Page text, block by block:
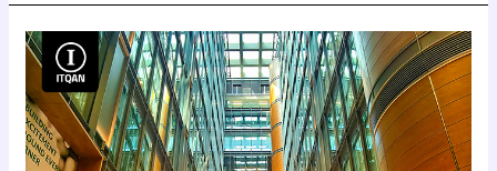
تكلفة
رخصة
تجارية
بالمنطقة
الحرة